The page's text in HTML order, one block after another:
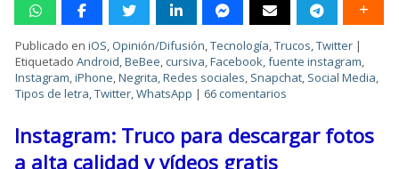
Publicado en iOS, Opinión/Difusión,Tecnología,Trucos,Twitter |
Etiquetado Android,BeBee,cursiva,Facebook,fuente instagram,
Instagram,iPhone,Negrita,Redes sociales, Snapchat, Social Media,
Tipos de letra,Twitter,WhatsApp | 66 comentarios
Instagram: Truco para descargar fotos
a alta calidad y vídeos gratis